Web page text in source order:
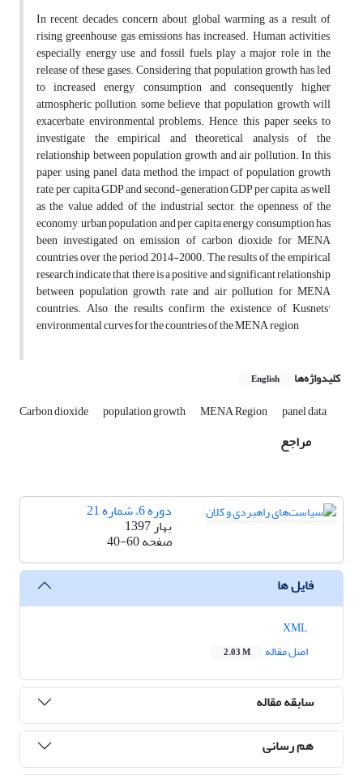
In recent decades, concern about global warming as a result of
rising greenhouse gas emissions has increased. Human activities,
especially energy use and fossil fuels, play a major role in the
release of these gases. Considering that population growth has led
to increased energy consumption and consequently higher
atmospheric pollution, some believe that population growth will
exacerbate environmental problems. Hence, this paper seeks to
investigate the empirical and theoretical analysis of the
relationship between population growth and air pollution. In this
paper, using panel data method, the impact of population growth
rate, per capita GDP and second-generation GDP per capita, as well
as the value added of the industrial sector, the openness of the
economy, urban population and per capita energy consumption has
been investigated on emission of carbon dioxide for MENA
countries over the period 2014-2000. The results of the empirical
research indicate that there is a positive and significant relationship
between population growth rate and air pollution for MENA
countries. Also, the results confirm the existence of Kusnets'
environmental curves for the countries of the MENA region
کلیدواژه‌ها English
Carbon dioxide population growth MENA Region panel data
مراجع
دوره 6، شماره 21
بهار 1397
صفحه40-60
فایل ها
اصل مقاله
2.03 M
سابقه مقاله
هم رسانی